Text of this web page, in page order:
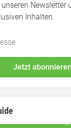
Newsletter
Inhalten.
Jetzt abonnieren